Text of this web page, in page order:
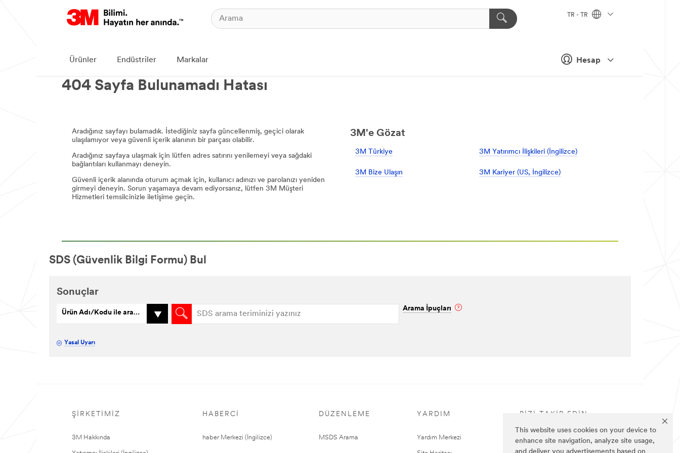
This website uses cookies on your device to
enhance site navigation, analyze site usage,
Hesap
TR - TR
Ürünler Endüstriler Markalar
404 Sayfa Bulunamadı Hatası
Aradığınız sayfayı bulamadık. İstediğiniz sayfa güncellenmiş, geçici olarak
ulaşılamıyor veya güvenli içerik alanının bir parçası olabilir.
Aradığınız sayfaya ulaşmak için lütfen adres satırını yenilemeyi veya sağdaki
bağlantıları kullanmayı deneyin.
Güvenli içerik alanında oturum açmak için, kullanıcı adınızı ve parolanızı yeniden
girmeyi deneyin. Sorun yaşamaya devam ediyorsanız, lütfen 3M Müşteri
Hizmetleri temsilcinizle iletişime geçin.
3M'e Gözat
3M Türkiye 3M Yatırımcı İlişkileri (İngilizce)
3M Bize Ulaşın 3M Kariyer (US, İngilizce)
SDS (Güvenlik Bilgi Formu) Bul
Sonuçlar
Ürün Adı/Kodu ile arama
Arama İpuçları
Yasal Uyarı
ŞIRKETIMIZ
3M Hakkında
HABERCI
haber Merkezi (İngilizce)
DÜZENLEME
MSDS Arama
YARDIM
Yardım Merkezi
BIZI TAKIP EDIN